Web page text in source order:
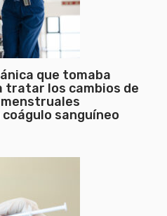
que tomaba
los cambios de
sanguíneo